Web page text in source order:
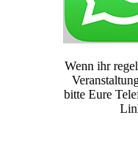
Wenn ihr
bitte Eure